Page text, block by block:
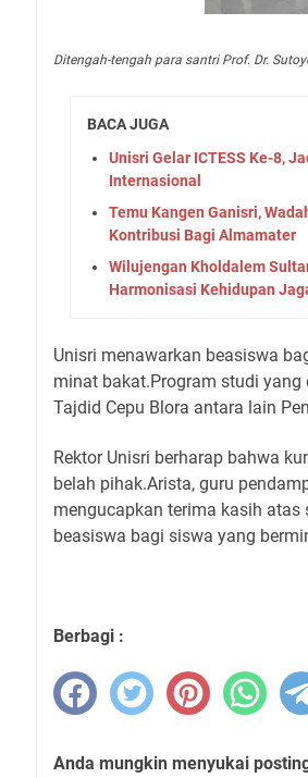
Ditengah-tengah para santri Prof. Dr.
BACA JUGA
Unisri Gelar ICTESS Ke-8,
Internasional
Temu Kangen Ganisri,
Kontribusi Bagi Almamater
Wilujengan Kholdalem
Harmonisasi Kehidupan
Unisri menawarkan beasiswa
minat bakat.Program studi
Tajdid Cepu Blora antara lain
Rektor Unisri berharap bahwa
belah pihak.Arista, guru
mengucapkan terima kasih atas
beasiswa bagi siswa yang
Berbagi :
Anda mungkin menyukai